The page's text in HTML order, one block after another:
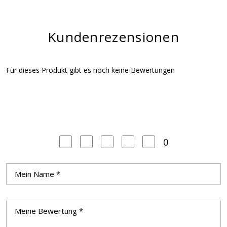
Kundenrezensionen
Für dieses Produkt gibt es noch keine Bewertungen
0